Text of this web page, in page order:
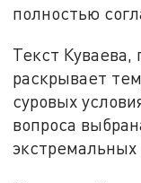
полностью
Текст
раскрывает
суровых
вопроса
экстремальных